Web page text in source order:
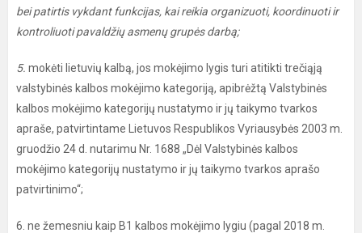
bei patirtis vykdant funkcijas, kai reikia organizuoti, koordinuoti ir
kontroliuoti pavaldžių asmenų grupės darbą;
5. mokėti lietuvių kalbą, jos mokėjimo lygis turi atitikti trečiąją
valstybinės kalbos mokėjimo kategoriją, apibrėžtą Valstybinės
kalbos mokėjimo kategorijų nustatymo ir jų taikymo tvarkos
apraše, patvirtintame Lietuvos Respublikos Vyriausybės 2003 m.
gruodžio 24 d. nutarimu Nr. 1688 „Dėl Valstybinės kalbos
mokėjimo kategorijų nustatymo ir jų taikymo tvarkos aprašo
patvirtinimo“;
6. ne žemesniu kaip B1 kalbos mokėjimo lygiu (pagal 2018 m.